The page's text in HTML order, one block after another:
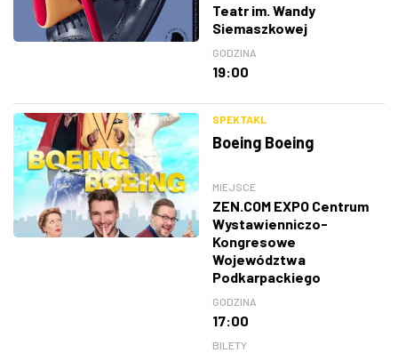
Teatr im. Wandy
Siemaszkowej
GODZINA
19:00
SPEKTAKL
Boeing Boeing
MIEJSCE
ZEN.COM EXPO Centrum
Wystawienniczo-
Kongresowe
Województwa
Podkarpackiego
GODZINA
17:00
BILETY